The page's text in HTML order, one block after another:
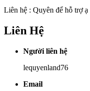
Liên hệ : Quyên để hỗ trợ ạ
Liên Hệ
Người liên hệ
lequyenland76
Email